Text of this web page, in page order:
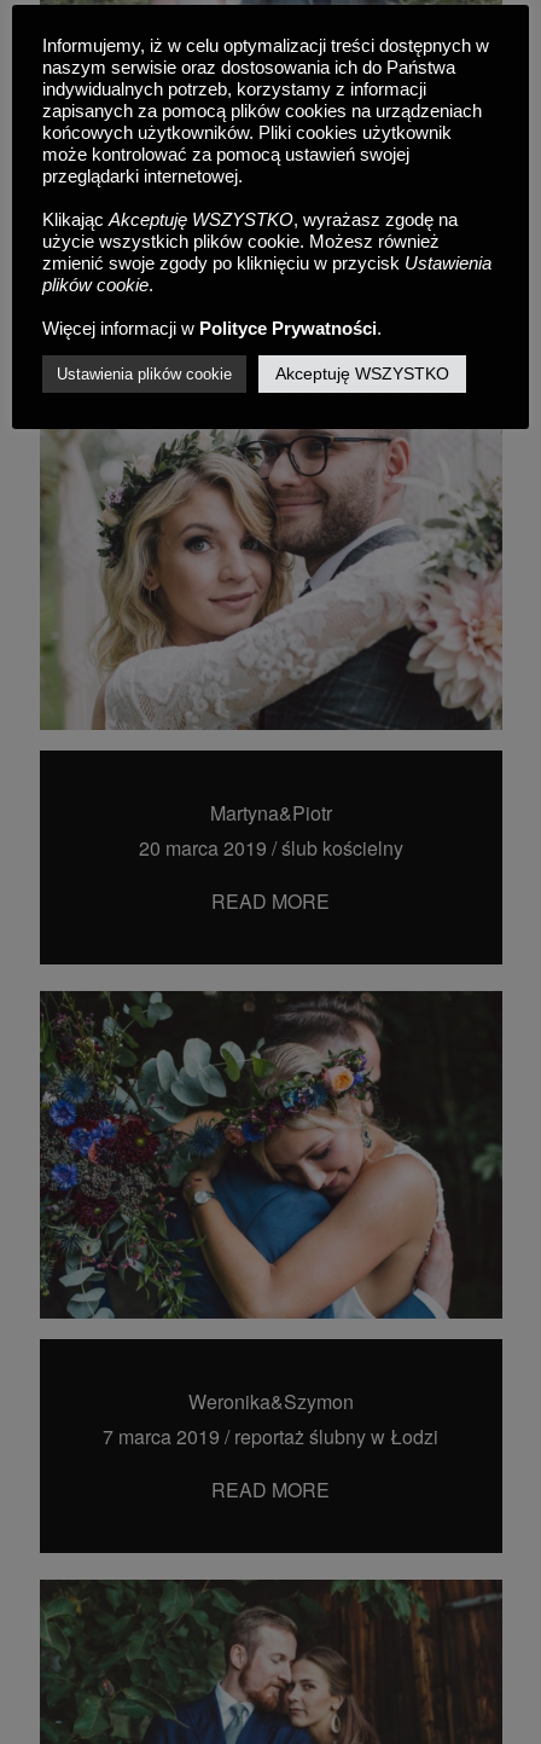
Karolina&Piotr
2 kwietnia 2019/ plenerowa sesja poślubna
Martyna&Piotr
20 marca 2019 /ślub kościelny
READ MORE
Weronika&Szymon
7 marca 2019 /reportaż ślubny w Łodzi
READ MORE
Informujemy, iż w celu optymalizacji treści dostępnych w
naszym serwisie oraz dostosowania ich do Państwa
indywidualnych potrzeb, korzystamy z informacji
zapisanych za pomocą plików cookies na urządzeniach
końcowych użytkowników. Pliki cookies użytkownik
może kontrolować za pomocą ustawień swojej
przeglądarki internetowej.
Klikając Akceptuję WSZYSTKO, wyrażasz zgodę na
użycie wszystkich plików cookie. Możesz również
zmienić swoje zgody po kliknięciu w przycisk Ustawienia
plików cookie.
Więcej informacji w Polityce Prywatności.
Ustawienia plików cookie Akceptuję WSZYSTKO